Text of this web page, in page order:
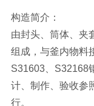
构造简介：
由封头、筒体、夹
组成，与釜内物料
S31603、S32168
计、制作、验收参
行。